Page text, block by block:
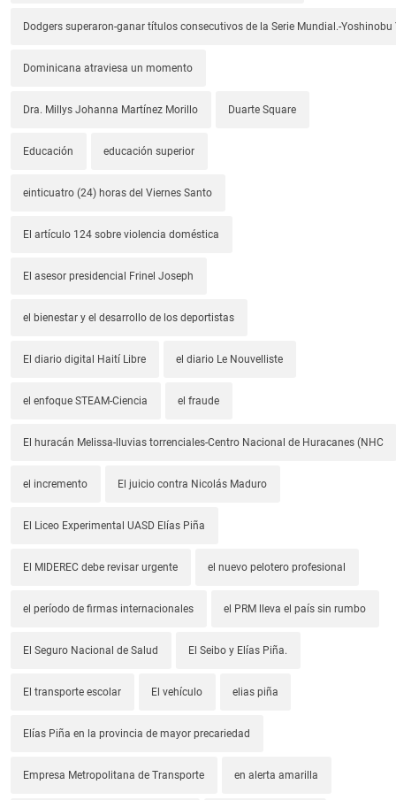
Dodgers superaron-ganar títulos consecutivos de la Serie Mundial.-
Dominicana atraviesa un momento
Dra. Millys Johanna Martínez Morillo Duarte Square
Educación educación superior
einticuatro (24) horas del Viernes Santo
El artículo 124 sobre violencia doméstica
El asesor presidencial Frinel Joseph
el bienestar y el desarrollo de los deportistas
El diario digital Haití Libre el diario Le Nouvelliste
el enfoque STEAM-Ciencia el fraude
El huracán Melissa-lluvias torrenciales-Centro Nacional de Huracanes (NHC
el incremento El juicio contra Nicolás Maduro
El Liceo Experimental UASD Elías Piña
El MIDEREC debe revisar urgente el nuevo pelotero profesional
el período de firmas internacionales el PRM lleva el país sin rumbo
El Seguro Nacional de Salud El Seibo y Elías Piña.
El transporte escolar El vehículo elias piña
Elías Piña en la provincia de mayor precariedad
Empresa Metropolitana de Transporte en alerta amarilla